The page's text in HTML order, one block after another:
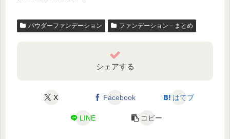
パウダーファンデーション ファンデーション－まとめ
シェアする
X Facebook はてブ
LINE コピー